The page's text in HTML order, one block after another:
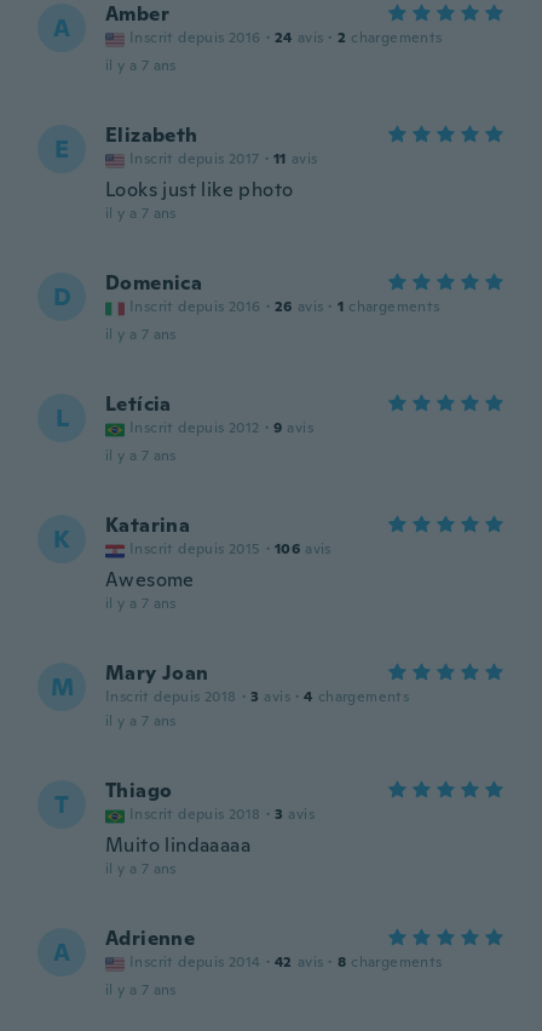
A Amber
Inscrit depuis 2016 · 24 avis · 2 chargements
il y a 7 ans
E Elizabeth
Inscrit depuis 2017 · 11 avis
Looks just like photo
il y a 7 ans
D Domenica
Inscrit depuis 2016 · 26 avis · 1 chargements
il y a 7 ans
L Letícia
Inscrit depuis 2012 · 9 avis
il y a 7 ans
K Katarina
Inscrit depuis 2015 · 106 avis
Awesome
il y a 7 ans
M Mary Joan
Inscrit depuis 2018 · 3 avis · 4 chargements
il y a 7 ans
T Thiago
Inscrit depuis 2018 · 3 avis
Muito lindaaaaa
il y a 7 ans
A Adrienne
Inscrit depuis 2014 · 42 avis · 8 chargements
il y a 7 ans